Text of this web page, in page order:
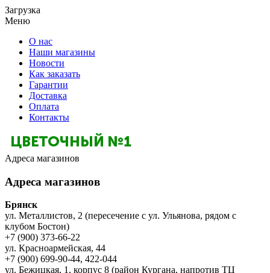
Загрузка
Меню
О нас
Наши магазины
Новости
Как заказать
Гарантии
Доставка
Оплата
Контакты
Адреса магазинов
Адреса магазинов
Брянск
ул. Металлистов, 2 (пересечение с ул. Ульянова, рядом с
клубом Бостон)
+7 (900) 373-66-22
ул. Красноармейская, 44
+7 (900) 699-90-44, 422-044
ул. Бежицкая, 1, корпус 8 (район Кургана, напротив ТЦ